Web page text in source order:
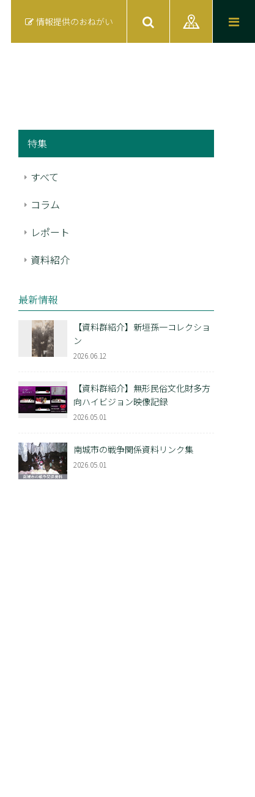
情報提供のおねがい
特集
すべて
コラム
レポート
資料紹介
最新情報
【資料群紹介】新垣孫一コレクショ
ン
2026.06.12
【資料群紹介】無形民俗文化財多方
向ハイビジョン映像記録
2026.05.01
南城市の戦争関係資料リンク集
2026.05.01